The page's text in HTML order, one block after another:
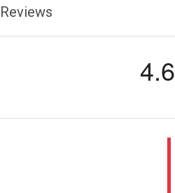
Reviews
4.6